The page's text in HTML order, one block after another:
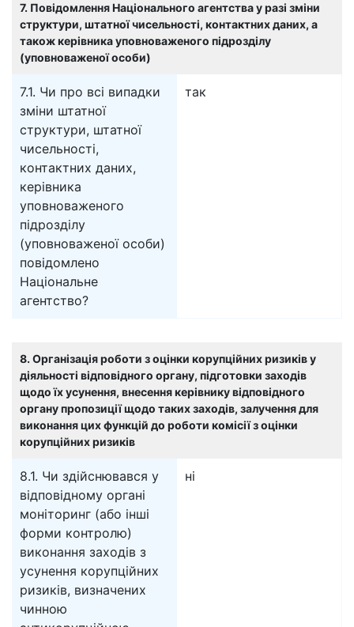
7. Повідомлення Національного агентства у разі зміни
структури, штатної чисельності, контактних даних, а
також керівника уповноваженого підрозділу
(уповноваженої особи)
7.1. Чи про всі випадки
зміни штатної
структури, штатної
чисельності,
контактних даних,
керівника
уповноваженого
підрозділу
(уповноваженої особи)
повідомлено
Національне
агентство?
так
8. Організація роботи з оцінки корупційних ризиків у
діяльності відповідного органу, підготовки заходів
щодо їх усунення, внесення керівнику відповідного
органу пропозиції щодо таких заходів, залучення для
виконання цих функцій до роботи комісії з оцінки
корупційних ризиків
8.1. Чи здійснювався у
відповідному органі
моніторинг (або інші
форми контролю)
виконання заходів з
усунення корупційних
ризиків, визначених
чинною
ні